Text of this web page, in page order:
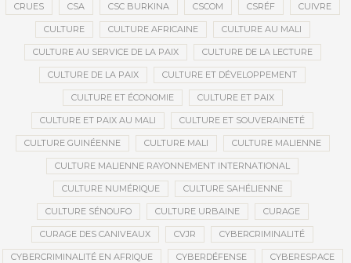
CRUES CSA CSC BURKINA CSCOM CSRÉF CUIVRE
CULTURE CULTURE AFRICAINE CULTURE AU MALI
CULTURE AU SERVICE DE LA PAIX CULTURE DE LA LECTURE
CULTURE DE LA PAIX CULTURE ET DÉVELOPPEMENT
CULTURE ET ÉCONOMIE CULTURE ET PAIX
CULTURE ET PAIX AU MALI CULTURE ET SOUVERAINETÉ
CULTURE GUINÉENNE CULTURE MALI CULTURE MALIENNE
CULTURE MALIENNE RAYONNEMENT INTERNATIONAL
CULTURE NUMÉRIQUE CULTURE SAHÉLIENNE
CULTURE SÉNOUFO CULTURE URBAINE CURAGE
CURAGE DES CANIVEAUX CVJR CYBERCRIMINALITÉ
CYBERCRIMINALITÉ EN AFRIQUE CYBERDÉFENSE CYBERESPACE